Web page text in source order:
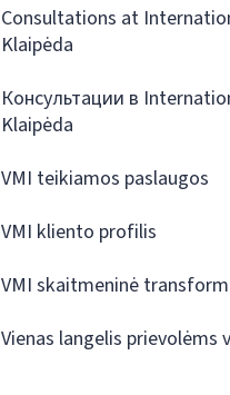
Consultations at
Klaipėda
Консультации в
Klaipėda
VMI teikiamos paslaugos
VMI kliento profilis
VMI skaitmeninė
Vienas langelis prievolėms